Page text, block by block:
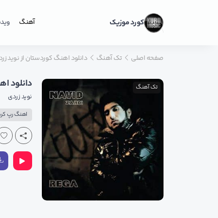
کورد موزیک آهنگ
صفحه اصلی تک آهنگ دانلود اهنگ کوردستان از
تک آهنگ دانلود
نوید زردی
اهنگ رپ